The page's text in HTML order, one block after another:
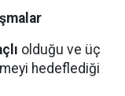
olduğu ve üç
hedeflediği